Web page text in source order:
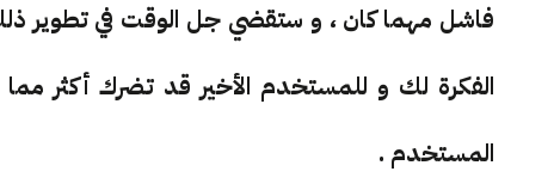
فاشل مهما كان ، و ستقضي جل الوقت في تطوير
الفكرة لك و للمستخدم الأخير قد تضرك أكثر
المستخدم .